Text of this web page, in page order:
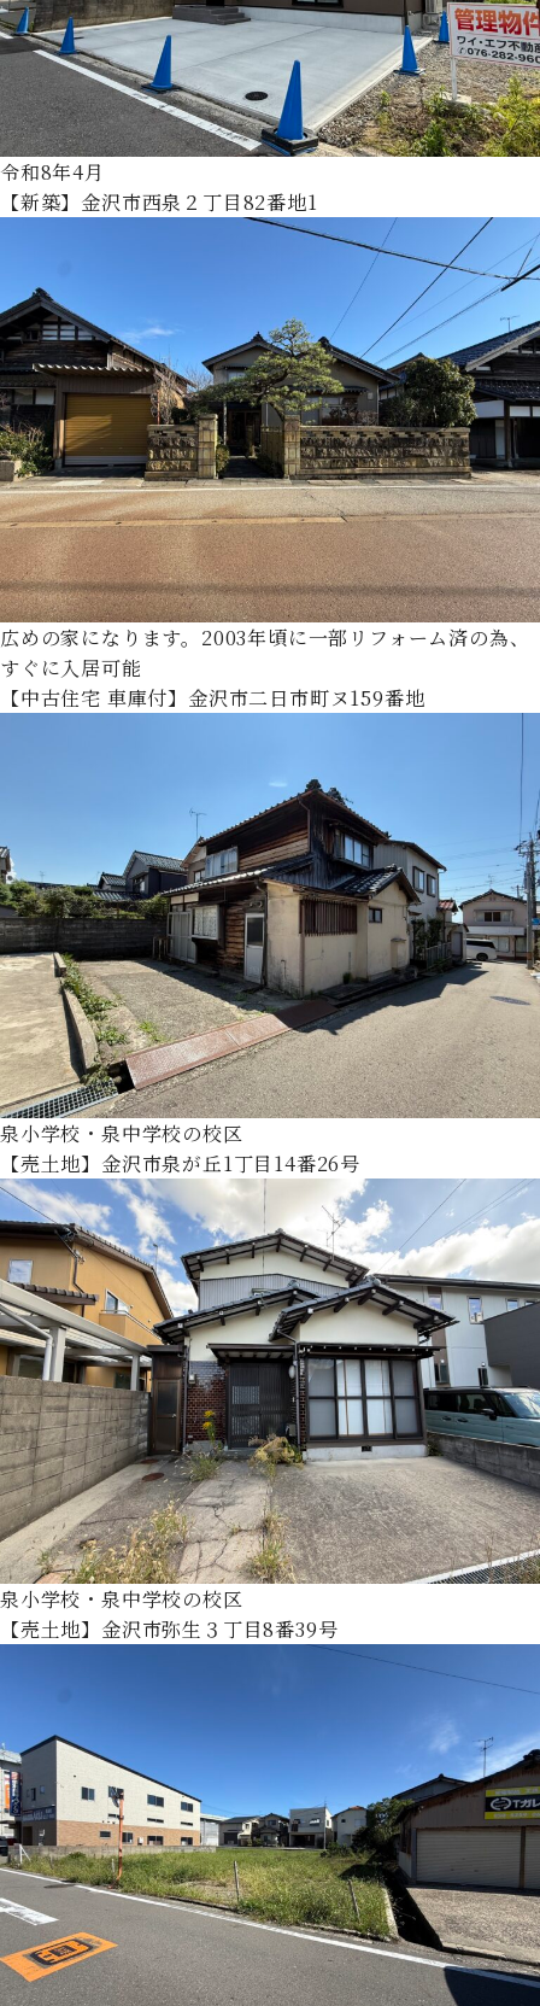
令和8年4月
【新築】金沢市西泉２丁目82番地1
広めの家になります。2003年頃に一部リフォーム済の為、
すぐに入居可能
【中古住宅 車庫付】金沢市二日市町ヌ159番地
泉小学校・泉中学校の校区
【売土地】金沢市泉が丘1丁目14番26号
泉小学校・泉中学校の校区
【売土地】金沢市弥生３丁目8番39号